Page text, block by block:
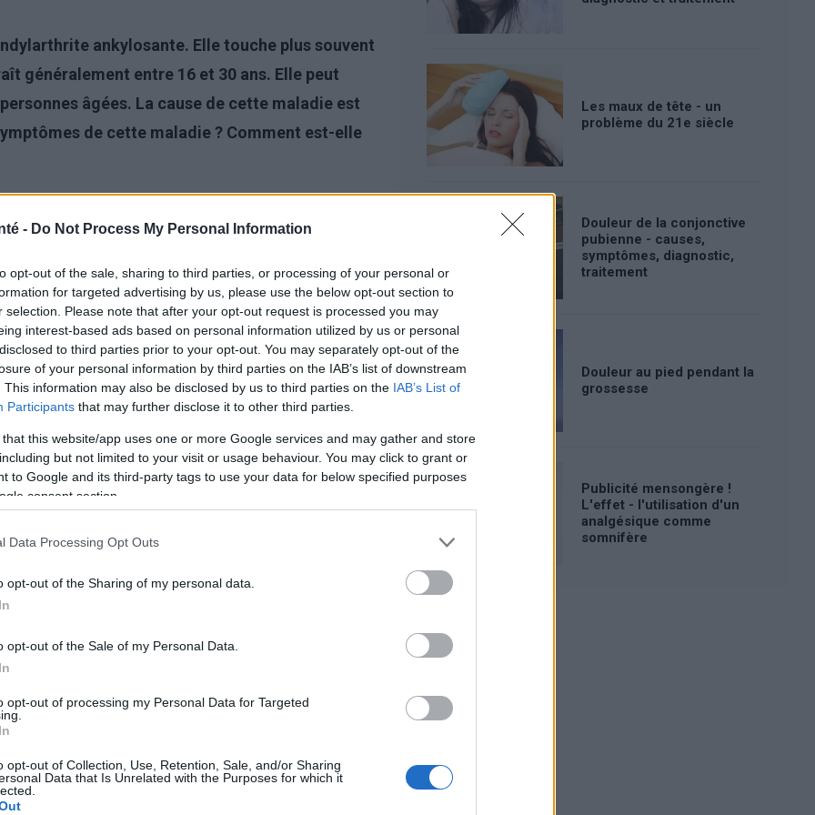
- Do Not Process My Personal Information
opt-out of the sale, sharing to third parties, or processing of your personal or
for targeted advertising by us, please use the below opt-out section to
selection. Please note that after your opt-out request is processed you may
interest-based ads based on personal information utilized by us or personal
to third parties prior to your opt-out. You may separately opt-out of the
of your personal information by third parties on the IAB’s list of downstream
This information may also be disclosed by us to third parties on the IAB’s List of
Participants that may further disclose it to other third parties.
this website/app uses one or more Google services and may gather and store
but not limited to your visit or usage behaviour. You may click to grant or
to Google and its third-party tags to use your data for below specified purposes
consent section.
Data Processing Opt Outs
opt-out of the Sharing of my personal data.
opt-out of the Sale of my Personal Data.
opt-out of processing my Personal Data for Targeted
opt-out of Collection, Use, Retention, Sale, and/or Sharing
Data that Is Unrelated with the Purposes for which it
ankylosante. Elle touche plus souvent
généralement entre 16 et 30 ans. Elle peut
âgées. La cause de cette maladie est
de cette maladie ? Comment est-elle
de Bechterew
spondylarthrite ankylosante
touche le plus souvent l'articulation sacro-
une faiblesse générale et une dégradation de
généralement après une activité intense, le
après une courte période de repos. Au fur
Les maux de tête - un
problème du 21e siècle
Douleur de la conjonctive
pubienne - causes,
symptômes, diagnostic,
traitement
Douleur au pied pendant la
grossesse
Publicité mensongère !
L'effet - l'utilisation d'un
analgésique comme
somnifère
Publicité: